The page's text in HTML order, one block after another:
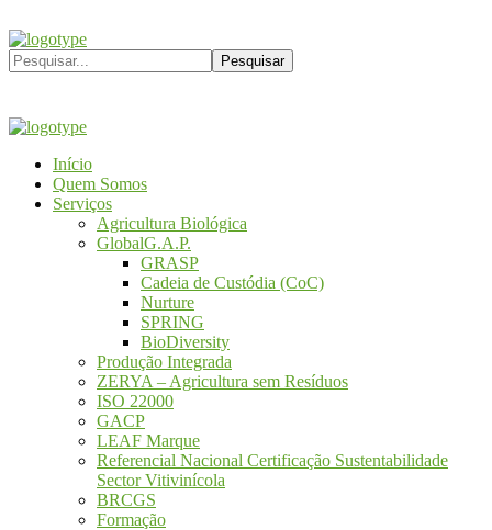
Início
Quem Somos
Serviços
Agricultura Biológica
GlobalG.A.P.
GRASP
Cadeia de Custódia (CoC)
Nurture
SPRING
BioDiversity
Produção Integrada
ZERYA – Agricultura sem Resíduos
ISO 22000
GACP
LEAF Marque
Referencial Nacional Certificação Sustentabilidade
Sector Vitivinícola
BRCGS
Formação